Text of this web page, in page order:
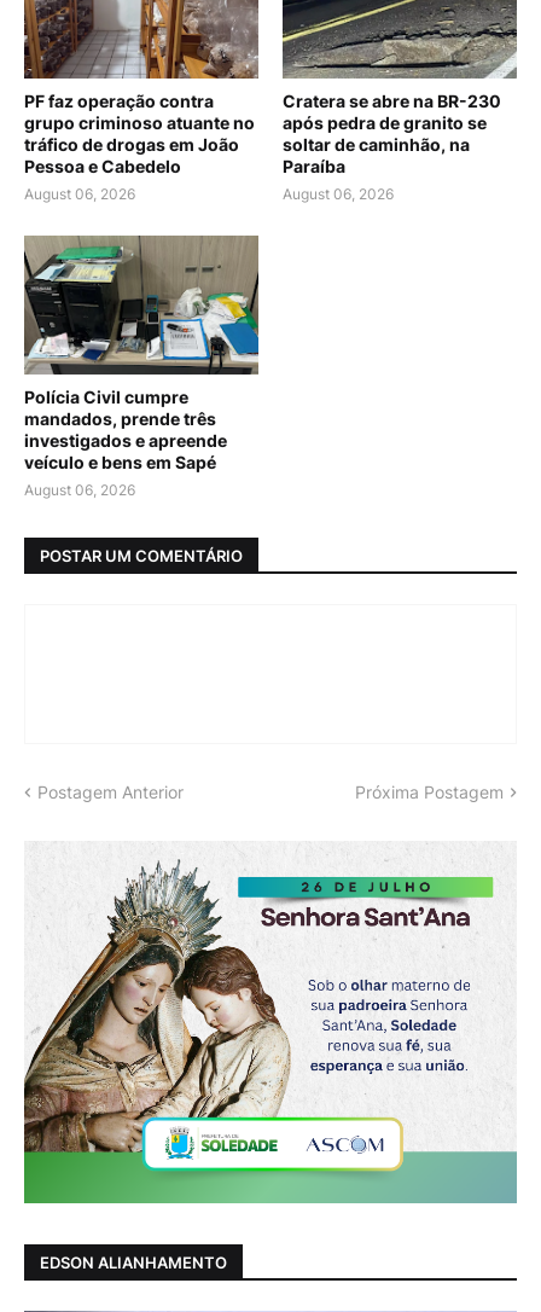
PF faz operação contra
grupo criminoso atuante no
tráfico de drogas em João
Pessoa e Cabedelo
August 06, 2026
Cratera se abre na BR-230
após pedra de granito se
soltar de caminhão, na
Paraíba
August 06, 2026
Polícia Civil cumpre
mandados, prende três
investigados e apreende
veículo e bens em Sapé
August 06, 2026
POSTAR UM COMENTÁRIO
Postagem Anterior Próxima Postagem
EDSON ALIANHAMENTO